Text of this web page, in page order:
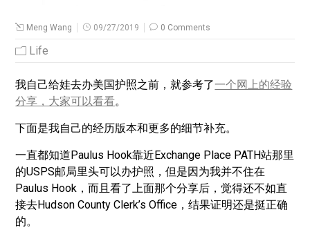
Meng Wang 09/27/2019 0 Comments
Life
我自己给娃去办美国护照之前，就参考了一个网上的经验
分享，大家可以看看。
下面是我自己的经历版本和更多的细节补充。
一直都知道Paulus Hook靠近Exchange Place PATH站那里
的USPS邮局里头可以办护照，但是因为我并不住在
Paulus Hook，而且看了上面那个分享后，觉得还不如直
接去Hudson County Clerk’s Office，结果证明还是挺正确
的。